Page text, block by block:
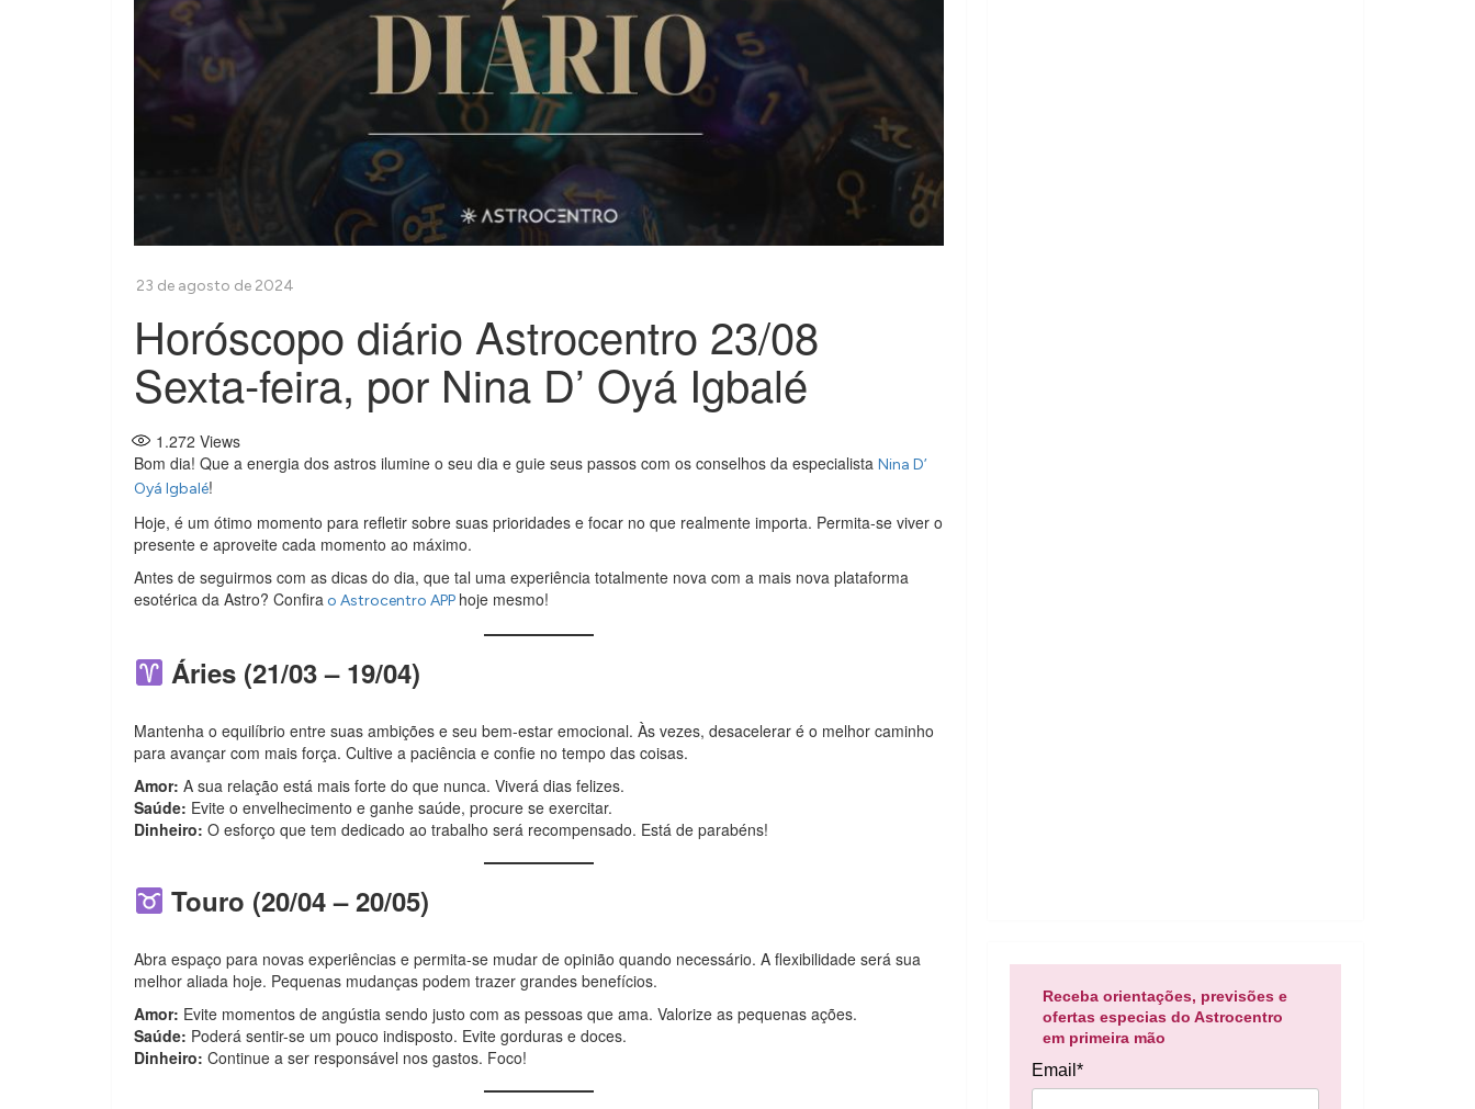
Horóscopo diário Astrocentro 23/08
Sexta-feira, por Nina D’ Oyá Igbalé
1.272 Views
Bom dia! Que a energia dos astros ilumine o seu dia e guie seus passos com os conselhos da especialista Nina D’
Oyá Igbalé!
Hoje, é um ótimo momento para refletir sobre suas prioridades e focar no que realmente importa. Permita-se viver o
presente e aproveite cada momento ao máximo.
Antes de seguirmos com as dicas do dia, que tal uma experiência totalmente nova com a mais nova plataforma
esotérica da Astro? Confirao Astrocentro APP hoje mesmo!
Áries (21/03 – 19/04)
Mantenha o equilíbrio entre suas ambições e seu bem-estar emocional. Às vezes, desacelerar é o melhor caminho
para avançar com mais força. Cultive a paciência e confie no tempo das coisas.
Amor: A sua relação está mais forte do que nunca. Viverá dias felizes.
Saúde: Evite o envelhecimento e ganhe saúde, procure se exercitar.
Dinheiro: O esforço que tem dedicado ao trabalho será recompensado. Está de parabéns!
Touro (20/04 – 20/05)
Abra espaço para novas experiências e permita-se mudar de opinião quando necessário. A flexibilidade será sua
melhor aliada hoje. Pequenas mudanças podem trazer grandes benefícios.
Amor: Evite momentos de angústia sendo justo com as pessoas que ama. Valorize as pequenas ações.
Saúde: Poderá sentir-se um pouco indisposto. Evite gorduras e doces.
Dinheiro: Continue a ser responsável nos gastos. Foco!
Receba orientações, previsões e
ofertas especias do Astrocentro
em primeira mão
Email*